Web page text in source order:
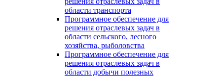
области транспорта
Программное обеспечение для
решения отраслевых задач в
области сельского, лесного
хозяйства, рыболовства
Программное обеспечение для
решения отраслевых задач в
области добычи полезных